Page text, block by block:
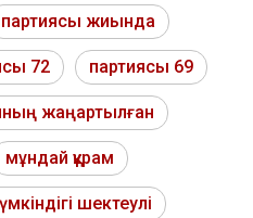
партиясы жиында
72 партиясы 69
жаңартылған
мұндай құрам
шектеулі